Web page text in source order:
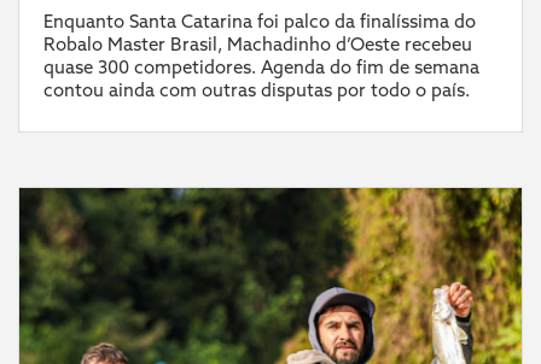
Enquanto Santa Catarina foi palco da finalíssima do
Robalo Master Brasil, Machadinho d’Oeste recebeu
quase 300 competidores. Agenda do fim de semana
contou ainda com outras disputas por todo o país.